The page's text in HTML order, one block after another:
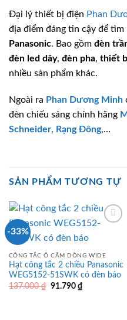
Đại lý thiết bị điện Phan
địa điểm đáng tin cậy để tìm
Panasonic. Bao gồm đèn
đèn led dây, đèn pha, thiết
nhiều sản phẩm khác.
Ngoài ra Phan Dương Minh
đèn chiếu sáng chính hãng
Schneider, Rạng Đông,…
SẢN PHẨM TƯƠNG TỰ
-33%
CÔNG TẮC Ổ CẮM DÒNG WIDE
Hạt công tắc 2 chiều Panasonic
WEG5152-51SWK có đèn báo
137.000₫ Giá
91.790 ₫Giá
hiện